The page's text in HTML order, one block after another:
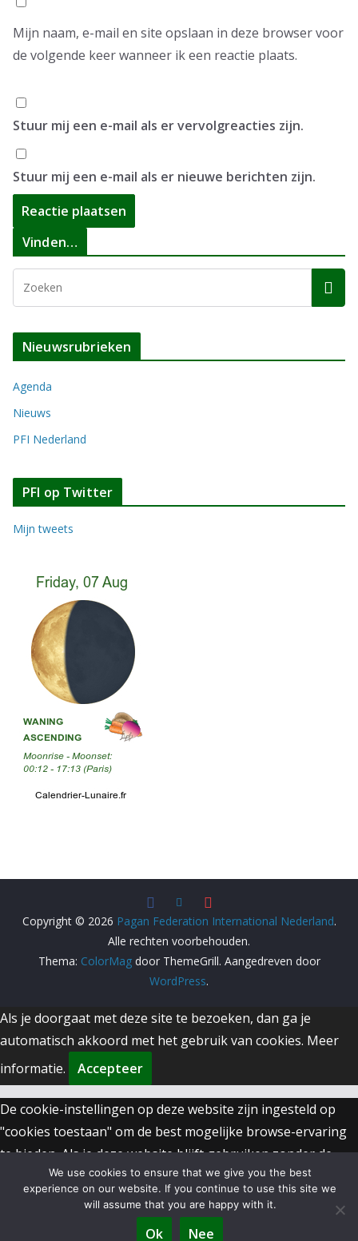
Mijn naam, e-mail en site opslaan in deze browser voor
de volgende keer wanneer ik een reactie plaats.
Stuur mij een e-mail als er vervolgreacties zijn.
Stuur mij een e-mail als er nieuwe berichten zijn.
Vinden…
Nieuwsrubrieken
Agenda
Nieuws
PFI Nederland
PFI op Twitter
Mijn tweets
Copyright © 2026 Pagan Federation International Nederland.
Alle rechten voorbehouden.
Thema: ColorMagdoor ThemeGrill. Aangedreven door
WordPress.
We use cookies to ensure that we give you the best
experience on our website. If you continue to use this site we
will assume that you are happy with it.
Ok Nee
Als je doorgaat met deze site te bezoeken, dan ga je
automatisch akkoord met het gebruik van cookies. Meer
informatie.
Accepteer
De cookie-instellingen op deze website zijn ingesteld op
"cookies toestaan" om de best mogelijke browse-ervaring
te bieden. Als je deze website blijft gebruiken zonder de
cookie-instellingen aan te passen of als je hieronder op
"Accepteren" klikt, ga je hiermee akkoord.